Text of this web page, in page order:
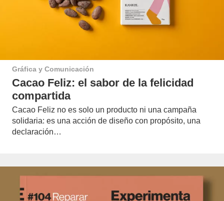
Gráfica y Comunicación
Cacao Feliz: el sabor de la felicidad
compartida
Cacao Feliz no es solo un producto ni una campaña
solidaria: es una acción de diseño con propósito, una
declaración…